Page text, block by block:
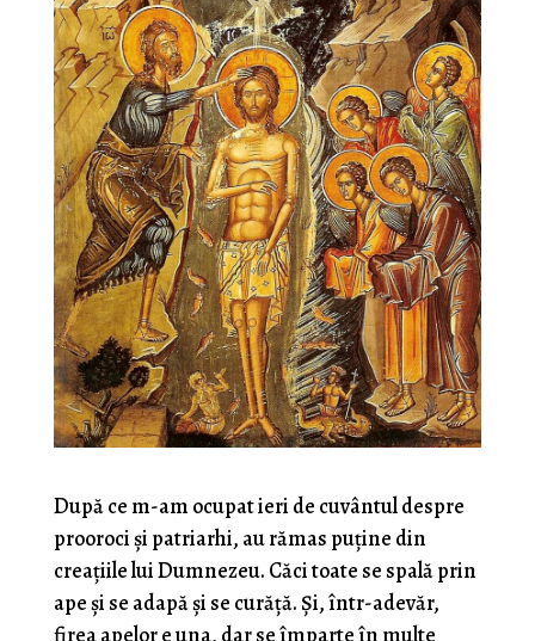
După ce m-am ocupat ieri de cuvântul despre
prooroci şi patriarhi, au rămas puţine din
creaţiile lui Dumnezeu. Căci toate se spală prin
ape şi se adapă şi se curăţă. Şi, într-adevăr,
firea apelor e una, dar se împarte în multe